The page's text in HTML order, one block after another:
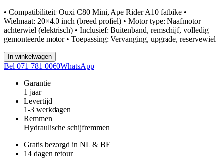
• Compatibiliteit: Ouxi C80 Mini, Ape Rider A10 fatbike •
Wielmaat: 20×4.0 inch (breed profiel) • Motor type: Naafmotor
achterwiel (elektrisch) • Inclusief: Buitenband, remschijf, volledig
gemonteerde motor • Toepassing: Vervanging, upgrade, reservewiel
In winkelwagen
Bel 071 781 0060WhatsApp
Garantie
1 jaar
Levertijd
1-3 werkdagen
Remmen
Hydraulische schijfremmen
Gratis bezorgd in NL & BE
14 dagen retour